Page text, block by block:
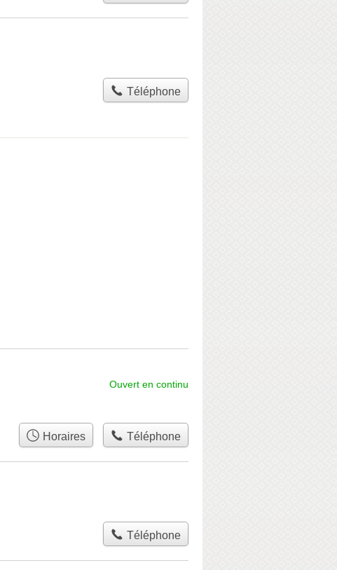
Téléphone
Ouvert en continu
Horaires Téléphone
Téléphone